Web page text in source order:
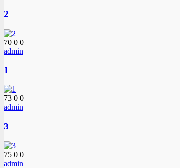
2
70 0 0
admin
1
73 0 0
admin
3
75 0 0
admin